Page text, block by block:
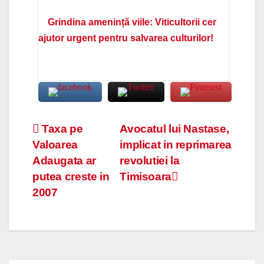
Grindina amenință viile: Viticultorii cer
ajutor urgent pentru salvarea culturilor!
Navigare
în
articole
Avocatul lui Nastase,
implicat in reprimarea
revolutiei la
Timisoara
Taxa pe
Valoarea
Adaugata ar
putea creste in
2007